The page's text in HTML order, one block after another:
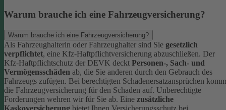
Warum brauche ich eine Fahrzeugversicherung?
Warum brauche ich eine Fahrzeugversicherung?
Als Fahrzeughalterin oder Fahrzeughalter sind Sie gesetzlich
verpflichtet, eine Kfz-Haftpflichtversicherung abzuschließen. Der
Kfz-Haftpflichtschutz der DEVK deckt Personen-, Sach- und
Vermögensschäden ab, die Sie anderen durch den Gebrauch des
Fahrzeugs zufügen. Bei berechtigten Schadenersatzansprüchen
die Fahrzeugversicherung für den Schaden auf. Unberechtigte
Forderungen wehren wir für Sie ab. Eine zusätzliche
Kaskoversicherung bietet Ihnen Versicherungsschutz bei